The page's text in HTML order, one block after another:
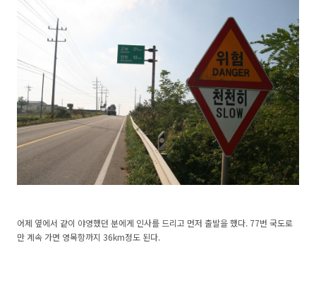
어제 옆에서 같이 야영했던 분에게 인사를 드리고 먼저 출발을 했다. 77번 국도로
만 계속 가면 영목항까지 36km정도 된다.